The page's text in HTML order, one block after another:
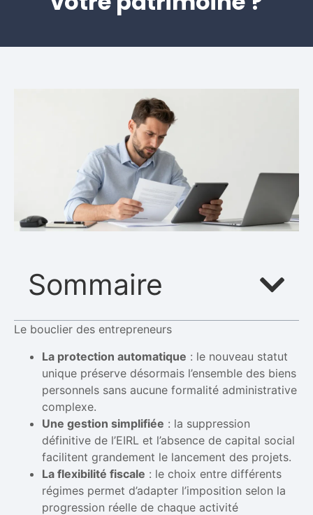
Sommaire
Le bouclier des entrepreneurs
La protection automatique : le nouveau statut
unique préserve désormais l’ensemble des biens
personnels sans aucune formalité administrative
complexe.
Une gestion simplifiée : la suppression
définitive de l’EIRL et l’absence de capital social
facilitent grandement le lancement des projets.
La flexibilité fiscale : le choix entre différents
régimes permet d’adapter l’imposition selon la
progression réelle de chaque activité